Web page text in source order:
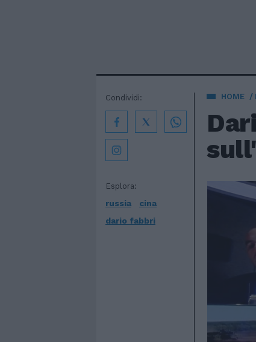
HOME
Esplora:
russia
cina
dario fabbri
Condividi: